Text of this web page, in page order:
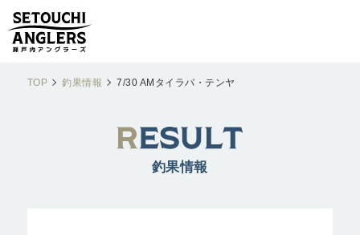
TOP 釣果情報 7/30 AMタイラバ・テンヤ
釣果情報